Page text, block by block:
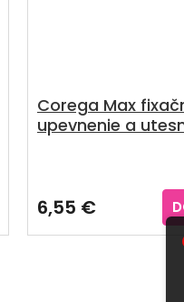
Corega Max
upevnenie a
produktu
je
5,0
6,55 €